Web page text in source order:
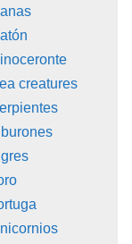
creatures